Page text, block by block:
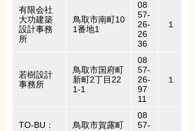
有限会社
大功建築
設計事務
所
鳥取市南町10
1番地1
08
57-
26-
26
36
１
若樹設計
事務所
鳥取市国府町
新町2丁目22
1-1
08
57-
26-
97
11
１
TO-BU：
鳥取市賀露町
08
57-